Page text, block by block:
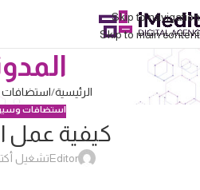
Skip to navigation
Skip to main content
الرئيسية
استضافات
كيفية عمل
Editorتشغيل أكتوبر 4,